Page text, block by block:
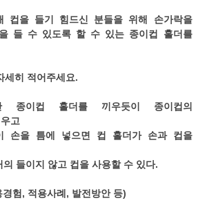
컵을 들기 힘드신 분들을 위해 손가락을
들 수 있도록 할 수 있는 종이컵 홀더를
세히 적어주세요.
종이컵 홀더를 끼우듯이 종이컵의
고
손을 틈에 넣으면 컵 홀더가 손과 컵을
의 들이지 않고 컵을 사용할 수 있다.
경험, 적용사례 , 발전방안 등)